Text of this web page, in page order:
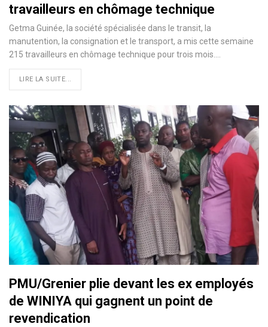
travailleurs en chômage technique
Getma Guinée, la société spécialisée dans le transit, la
manutention, la consignation et le transport, a mis cette semaine
215 travailleurs en chômage technique pour trois mois.
LIRE LA SUITE...
PMU/Grenier plie devant les ex employés
de WINIYA qui gagnent un point de
revendication